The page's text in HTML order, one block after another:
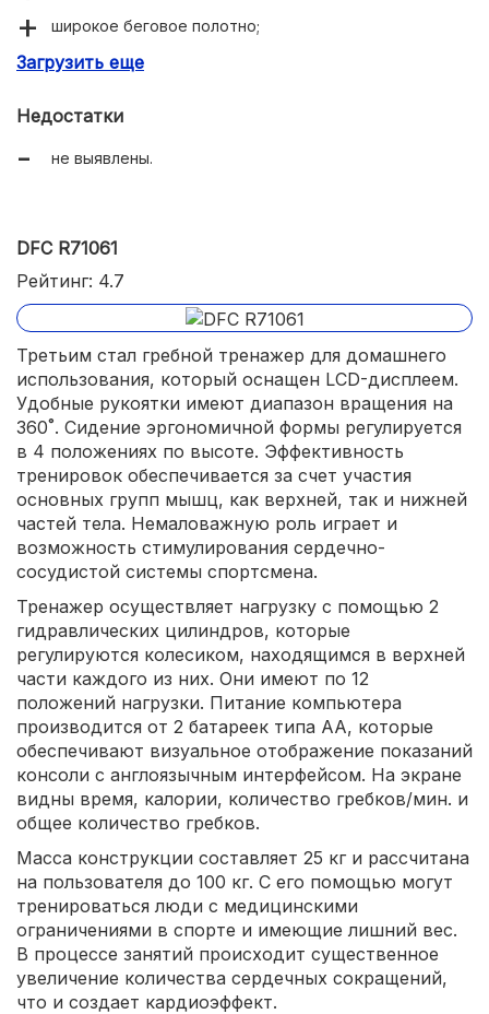
широкое беговое полотно;
длительный срок службы.
Загрузить еще
Недостатки
не выявлены.
DFC R71061
Рейтинг: 4.7
Третьим стал гребной тренажер для домашнего
использования, который оснащен LCD-дисплеем.
Удобные рукоятки имеют диапазон вращения на
360˚. Сидение эргономичной формы регулируется
в 4 положениях по высоте. Эффективность
тренировок обеспечивается за счет участия
основных групп мышц, как верхней, так и нижней
частей тела. Немаловажную роль играет и
возможность стимулирования сердечно-
сосудистой системы спортсмена.
Тренажер осуществляет нагрузку с помощью 2
гидравлических цилиндров, которые
регулируются колесиком, находящимся в верхней
части каждого из них. Они имеют по 12
положений нагрузки. Питание компьютера
производится от 2 батареек типа АА, которые
обеспечивают визуальное отображение показаний
консоли с англоязычным интерфейсом. На экране
видны время, калории, количество гребков/мин. и
общее количество гребков.
Масса конструкции составляет 25 кг и рассчитана
на пользователя до 100 кг. С его помощью могут
тренироваться люди с медицинскими
ограничениями в спорте и имеющие лишний вес.
В процессе занятий происходит существенное
увеличение количества сердечных сокращений,
что и создает кардиоэффект.